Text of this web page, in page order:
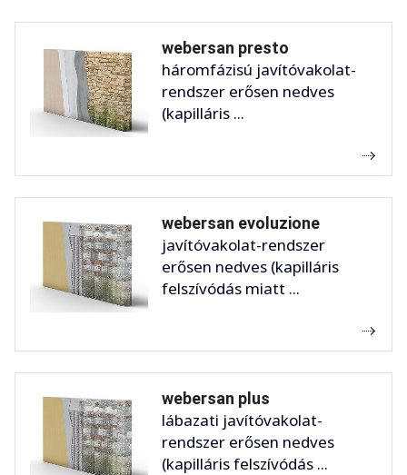
webersan presto
háromfázisú javítóvakolat-
rendszer erősen nedves
(kapilláris ...
webersan evoluzione
javítóvakolat-rendszer
erősen nedves (kapilláris
felszívódás miatt ...
webersan plus
lábazati javítóvakolat-
rendszer erősen nedves
(kapilláris felszívódás ...